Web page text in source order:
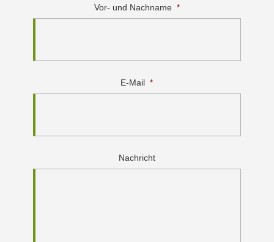
Vor- und Nachname *
E-Mail *
Nachricht